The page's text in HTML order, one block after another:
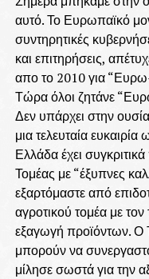
αυτό. Το Ευρωπαϊκό
συντηρητικές
και επιτηρήσεις,
απο το 2010 για
Τώρα όλοι ζητάνε
Δεν υπάρχει στην
μια τελευταία
Ελλάδα έχει
Τομέας με “έξυπνες
εξαρτόμαστε από
αγροτικού τομέα με
εξαγωγή προϊόντων. Ο
μπορούν να
μίλησε σωστά για την